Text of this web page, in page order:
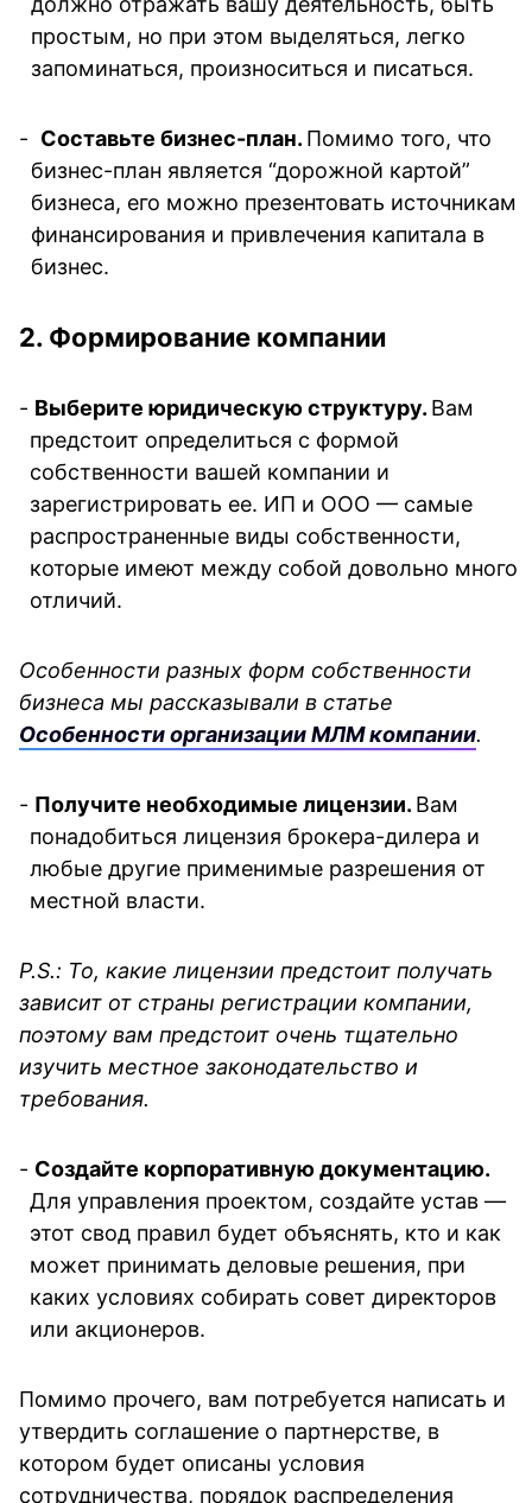
простым, но при этом выделяться, легко
запоминаться, произноситься и писаться.
- Составьте бизнес-план. Помимо того, что
бизнес-план является “дорожной картой”
бизнеса, его можно презентовать источникам
финансирования и привлечения капитала в
бизнес.
2. Формирование компании
- Выберите юридическую структуру. Вам
предстоит определиться с формой
собственности вашей компании и
зарегистрировать ее. ИП и ООО — самые
распространенные виды собственности,
которые имеют между собой довольно много
отличий.
Особенности разных форм собственности
Особенности организации МЛМ компании.
- Получите необходимые лицензии. Вам
понадобиться лицензия брокера-дилера и
любые другие применимые разрешения от
местной власти.
P.S.: То, какие лицензии предстоит получать
зависит от страны регистрации компании,
поэтому вам предстоит очень тщательно
изучить местное законодательство и
требования.
-
Для управления проектом, создайте устав —
этот свод правил будет объяснять, кто и как
может принимать деловые решения, при
каких условиях собирать совет директоров
или акционеров.
Помимо прочего, вам потребуется написать и
утвердить соглашение о партнерстве, в
котором будет описаны условия
сотрудничества, порядок распределения